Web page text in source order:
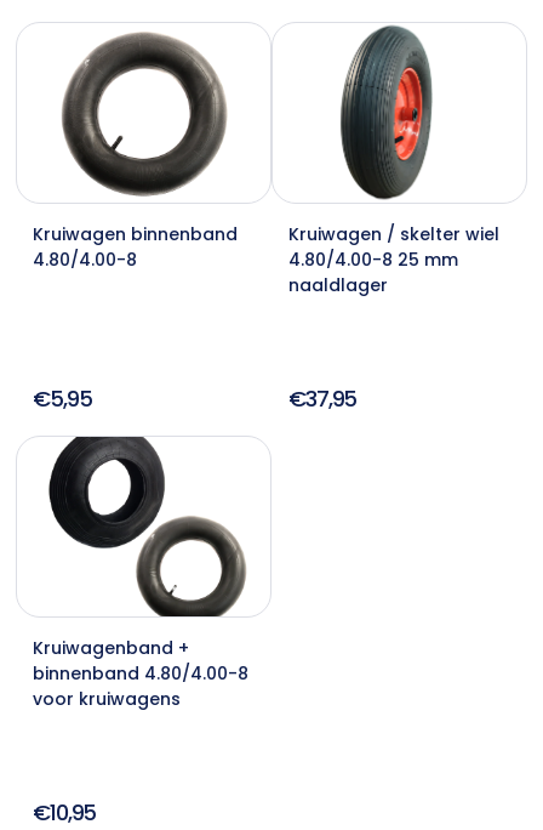
Kruiwagen binnenband
4.80/4.00-8
€5,95
Kruiwagen / skelter wiel
4.80/4.00-8 25 mm
naaldlager
€37,95
Kruiwagenband +
binnenband 4.80/4.00-8
voor kruiwagens
€10,95